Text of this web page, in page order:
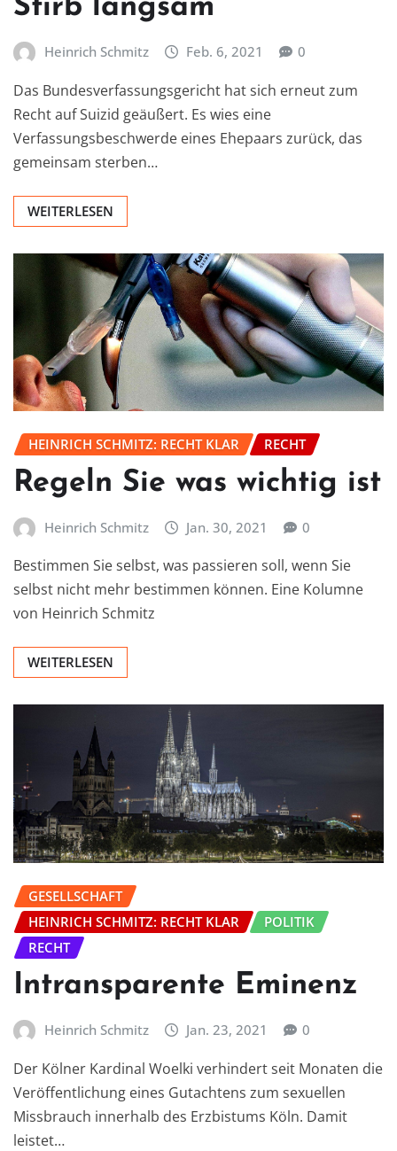
Stirb langsam
Heinrich Schmitz Feb. 6, 2021 0
Das Bundesverfassungsgericht hat sich erneut zum
Recht auf Suizid geäußert. Es wies eine
Verfassungsbeschwerde eines Ehepaars zurück, das
gemeinsam sterben…
WEITERLESEN
HEINRICH SCHMITZ: RECHT KLAR RECHT
Regeln Sie was wichtig ist
Heinrich Schmitz Jan. 30, 2021 0
Bestimmen Sie selbst, was passieren soll, wenn Sie
selbst nicht mehr bestimmen können. Eine Kolumne
von Heinrich Schmitz
WEITERLESEN
GESELLSCHAFT
HEINRICH SCHMITZ: RECHT KLAR
POLITIK
RECHT
Intransparente Eminenz
Heinrich Schmitz Jan. 23, 2021 0
Der Kölner Kardinal Woelki verhindert seit Monaten die
Veröffentlichung eines Gutachtens zum sexuellen
Missbrauch innerhalb des Erzbistums Köln. Damit
leistet…